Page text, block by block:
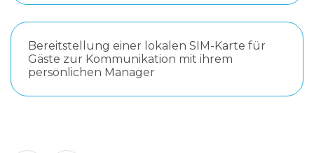
Bereitstellung einer lokalen SIM-Karte für
Gäste zur Kommunikation mit ihrem
persönlichen Manager